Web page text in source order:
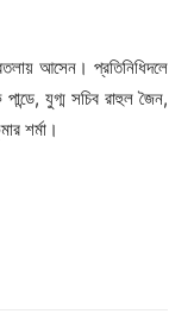
আসেন। প্রতিনিধিদলে
যুগ্ম সচিব রাহুল জৈন,
শর্মা।